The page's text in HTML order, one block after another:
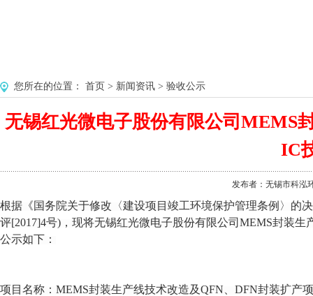
您所在的位置： 首页 > 新闻资讯 > 验收公示
无锡红光微电子股份有限公司MEMS
IC
发布者：无锡市科泓
根据《国务院关于修改〈建设项目竣工环境保护管理条例〉的
评[2017]4号)，现将无锡红光微电子股份有限公司 MEMS封装生
公示如下：
项目名称： MEMS封装生产线技术改造及QFN、DFN封装扩产